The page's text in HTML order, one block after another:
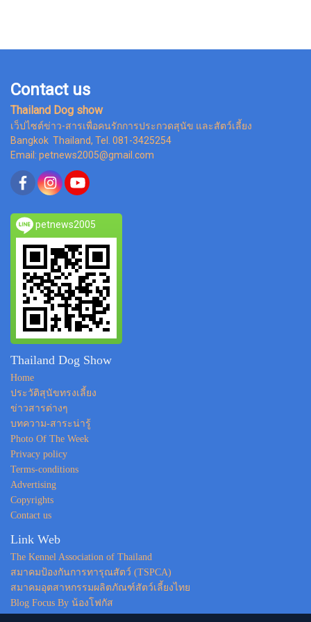
Contact us
Thailand Dog show
เว็ปไซต์ข่าว-สารเพื่อคนรักการประกวดสุนัข และสัตว์เลี้ยง
Bangkok Thailand, Tel. 081-3425254
Email: petnews2005@gmail.com
petnews2005
Thailand Dog Show
Home
ประวัติสุนัขทรงเลี้ยง
ข่าวสารต่างๆ
บทความ-สาระน่ารู้
Photo Of The Week
Privacy policy
Terms-conditions
Advertising
Copyrights
Contact us
Link Web
The Kennel Association of Thailand
สมาคมป้องกันการทารุณสัตว์ (TSPCA)
สมาคมอุตสาหกรรมผลิตภัณฑ์สัตว์เลี้ยงไทย
Blog Focus By น้องโฟกัส